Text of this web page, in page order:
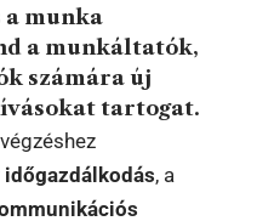
munka
a munkáltatók,
számára új
tartogat.
, a